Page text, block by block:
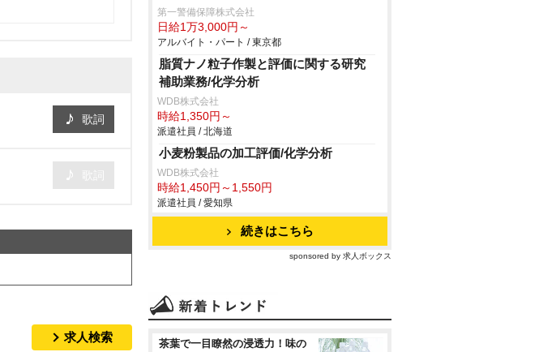
歌詞
求人検索
第一警備保障株式会社
日給1万3,000円～
アルバイト・パート / 東京都
脂質ナノ粒子作製と評価に関する研究
補助業務/化学分析
WDB株式会社
時給1,350円～
派遣社員 / 北海道
小麦粉製品の加工評価/化学分析
WDB株式会社
時給1,450円～1,550円
派遣社員 / 愛知県
続きはこちら
sponsored by 求人ボックス
茶葉で一目瞭然の浸透力！味の